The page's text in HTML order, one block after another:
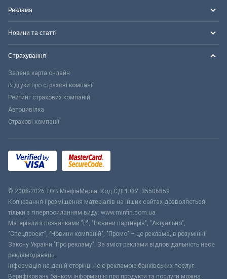
Реклама
Новини та статті
Страхування
Зелена карта онлайн
Відгуки про страхові компанії
Рейтинг страхових компаній
Автоцивілка
Страхові компанії
© 2008-2026 ТОВ МiнфiнМедiа. Код ЄДРПОУ: 35506859
Копіювання і розміщення матеріалів на інших сайтах дозволяється
тільки з гіперпосиланням виду: www.minfin.com.ua
Матеріали з позначками "Р", "Новини партнерів", "Актуально",
"Спецпроект", "Новини компаній", "Промо" – це реклама, в розумінні
Закону України "Про рекламу". За зміст реклами відповідальність несе
рекламодавець.
Інформація на даній сторінці не є рекламою банківських послуг.
Верифіковану банком інформацію про продукти та послуги можна